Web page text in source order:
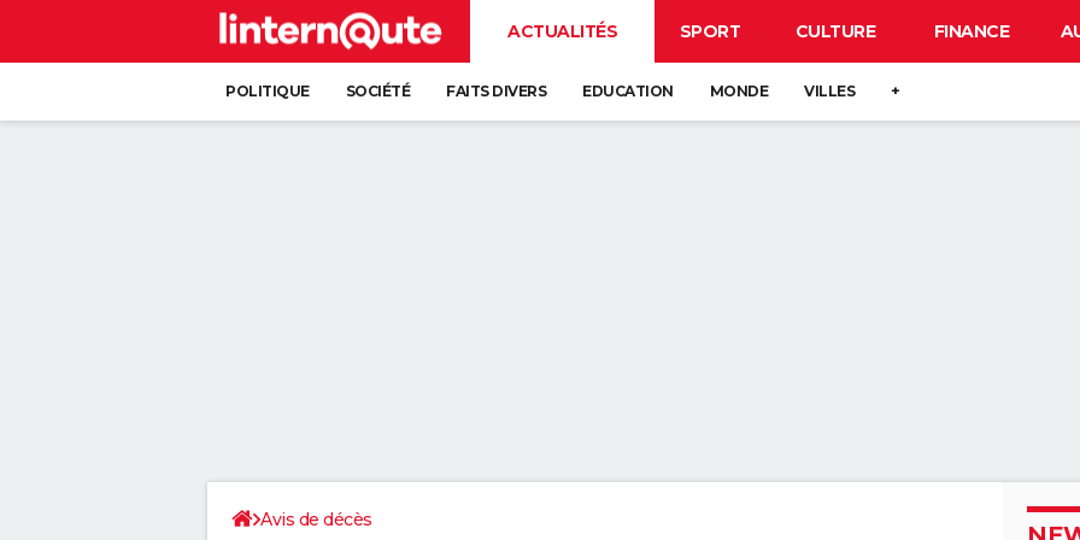
ACTUALITÉS SPORT CULTURE FINANCE
POLITIQUE SOCIÉTÉ FAITS DIVERS EDUCATION MONDE VILLES +
Avis de décès